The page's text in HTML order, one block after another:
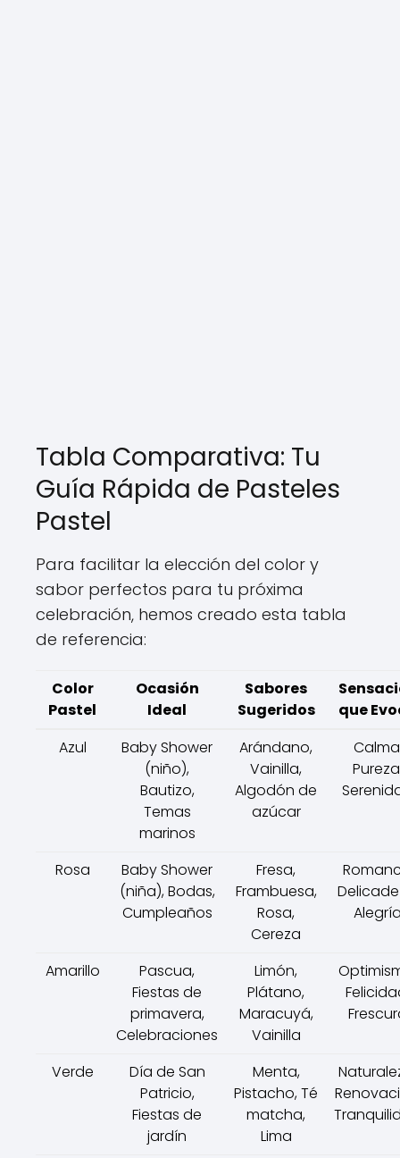
Tabla Comparativa: Tu
Guía Rápida de Pasteles
Pastel
Para facilitar la elección del color y
sabor perfectos para tu próxima
celebración, hemos creado esta tabla
de referencia:
Color
Pastel
Ocasión
Ideal
Sabores
Sugeridos
que
Azul
Baby Shower
(niño),
Bautizo,
Temas
marinos
Arándano,
Vainilla,
Algodón de
azúcar
Rosa
Baby Shower
(niña), Bodas,
Cumpleaños
Fresa,
Frambuesa,
Rosa,
Cereza
Amarillo
Pascua,
Fiestas de
primavera,
Celebraciones
Limón,
Plátano,
Maracuyá,
Vainilla
Verde
Día de San
Patricio,
Fiestas de
jardín
Menta,
Pistacho, Té
matcha,
Lima